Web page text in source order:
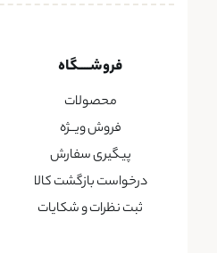
فروشــــگاه
محصولات
فروش ویــژه
پیگیری سفارش
درخواست بازگشت کالا
ثبت نظرات و شکایات